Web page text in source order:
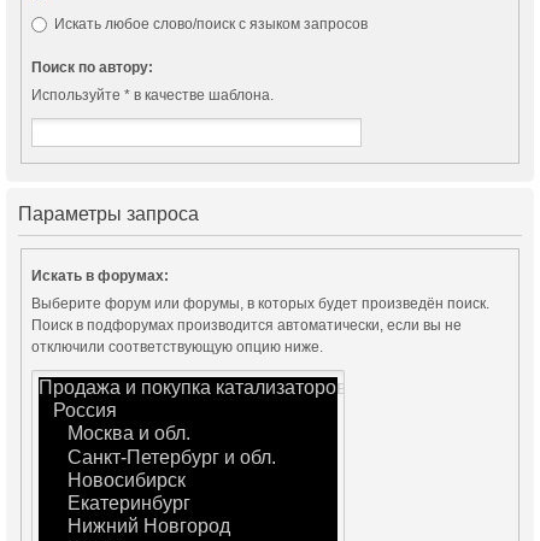
Искать любое слово/поиск с языком запросов
Поиск по автору:
Используйте * в качестве шаблона.
Параметры запроса
Искать в форумах:
Выберите форум или форумы, в которых будет произведён поиск.
Поиск в подфорумах производится автоматически, если вы не
отключили соответствующую опцию ниже.